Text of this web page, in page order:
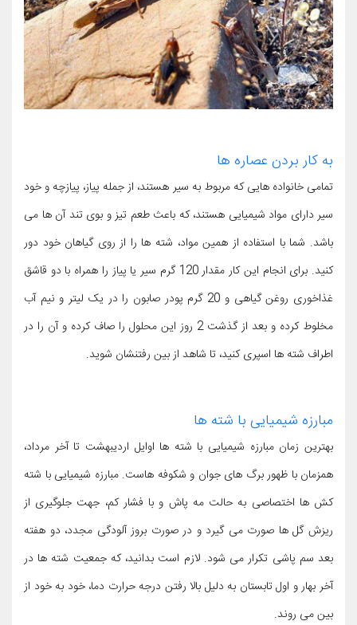
به کار بردن عصاره ها
تمامی خانواده هایی که مربوط به سیر هستند، از جمله پیاز، پیازچه و خود
سیر دارای مواد شیمیایی هستند، که باعث طعم تیز و بوی تند آن ها می
باشد. شما با استفاده از همین مواد، شته ها را از روی گیاهان خود دور
کنید. برای انجام این کار مقدار 120 گرم سیر یا پیاز را همراه با دو قاشق
غذاخوری روغن گیاهی و 20 گرم پودر صابون را در یک لیتر و نیم آب
مخلوط کرده و بعد از گذشت 2 روز این محلول را صاف کرده و آن را در
اطراف شته ها اسپری کنید، تا شاهد از بین رفتنشان شوید.
مبارزه شیمیایی با شته ها
بهترین زمان مبارزه شیمیایی با شته ها اوایل اردیبهشت تا آخر مرداد،
همزمان با ظهور برگ های جوان و شکوفه هاست. مبارزه شیمیایی با شته
کش ها اختصاصی به حالت مه پاش و با فشار کم، جهت جلوگیری از
ریزش گل ها صورت می گیرد و در صورت بروز آلودگی مجدد، دو هفته
بعد سم پاشی تکرار می شود. لازم است بدانید، که جمعیت شته ها در
آخر بهار و اول تابستان به دلیل بالا رفتن درجه حرارت دما، خود به خود از
بین می روند.